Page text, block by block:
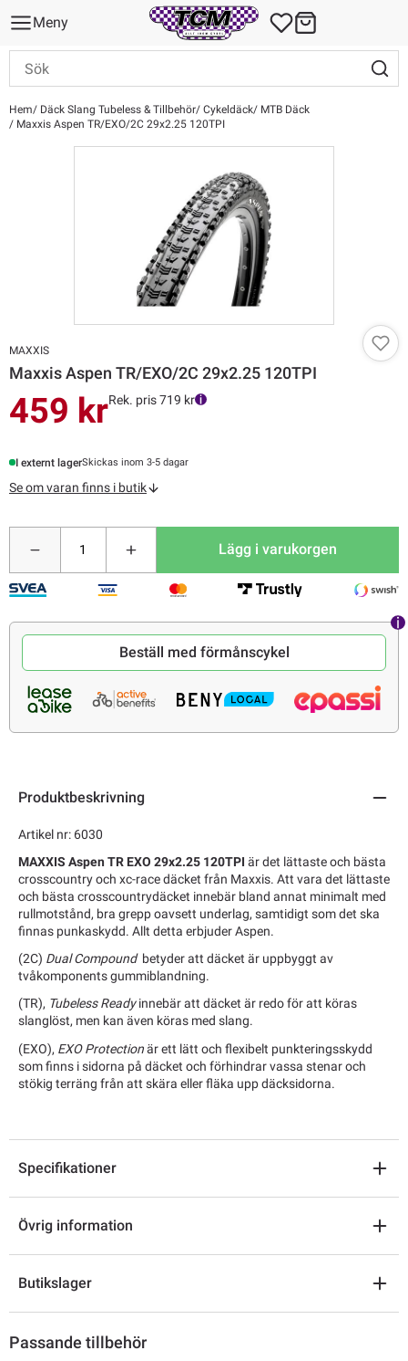
Meny
Hem Däck Slang Tubeless & Tillbehör Cykeldäck
MTB Däck
Maxxis Aspen TR/EXO/2C 29x2.25 120TPI
MAXXIS
Maxxis Aspen TR/EXO/2C 29x2.25 120TPI
459 krRek. pris 719 kr
I externt lagerSkickas inom 3-5 dagar
Se om varan finns i butik
Lägg i varukorgen
Beställ med förmånscykel
Produktbeskrivning
Artikel nr: 6030
MAXXIS Aspen TR EXO 29x2.25 120TPI är det lättaste och bästa
crosscountry och xc-race däcket från Maxxis. Att vara det lättaste
och bästa crosscountrydäcket innebär bland annat minimalt med
rullmotstånd, bra grepp oavsett underlag, samtidigt som det ska
finnas punkaskydd. Allt detta erbjuder Aspen.
(2C) Dual Compound betyder att däcket är uppbyggt av
tvåkomponents gummiblandning.
(TR), Tubeless Readyinnebär att däcket är redo för att köras
slanglöst, men kan även köras med slang.
(EXO), EXO Protectionär ett lätt och flexibelt punkteringsskydd
som finns i sidorna på däcket och förhindrar vassa stenar och
stökig terräng från att skära eller fläka upp däcksidorna.
Specifikationer
Övrig information
Butikslager
Passande tillbehör